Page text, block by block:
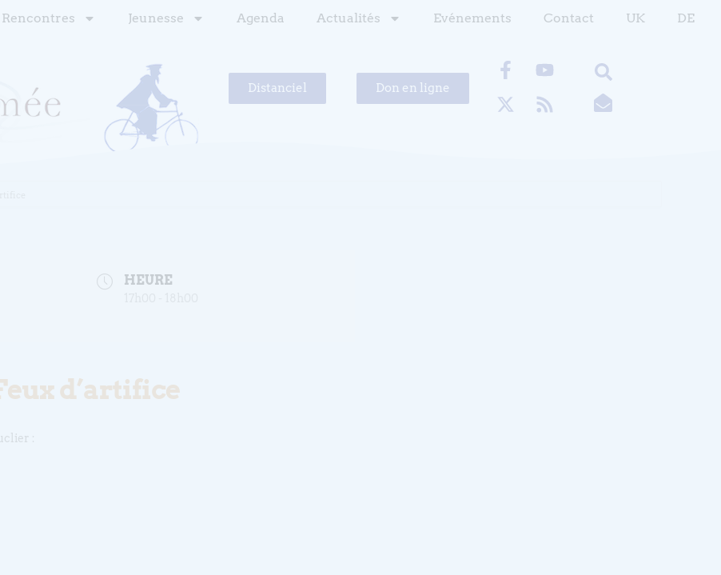
Rencontres Jeunesse Agenda Actualités Evénements Contact UK DE
Distanciel Don en ligne
HEURE
d’artifice
: